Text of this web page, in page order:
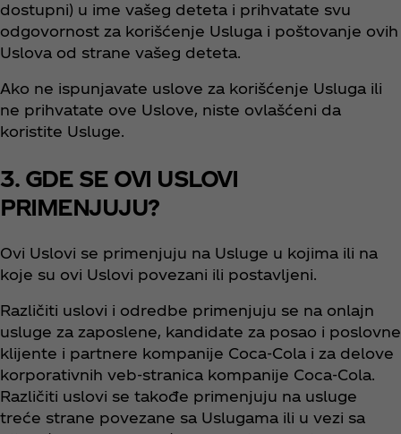
dostupni) u ime vašeg deteta i prihvatate svu
odgovornost za korišćenje Usluga i poštovanje ovih
Uslova od strane vašeg deteta.
Ako ne ispunjavate uslove za korišćenje Usluga ili
ne prihvatate ove Uslove, niste ovlašćeni da
koristite Usluge.
3. GDE SE OVI USLOVI
PRIMENJUJU?
Ovi Uslovi se primenjuju na Usluge u kojima ili na
koje su ovi Uslovi povezani ili postavljeni.
Različiti uslovi i odredbe primenjuju se na onlajn
usluge za zaposlene, kandidate za posao i poslovne
klijente i partnere kompanije Coca‑Cola i za delove
korporativnih veb-stranica kompanije Coca‑Cola.
Različiti uslovi se takođe primenjuju na usluge
treće strane povezane sa Uslugama ili u vezi sa